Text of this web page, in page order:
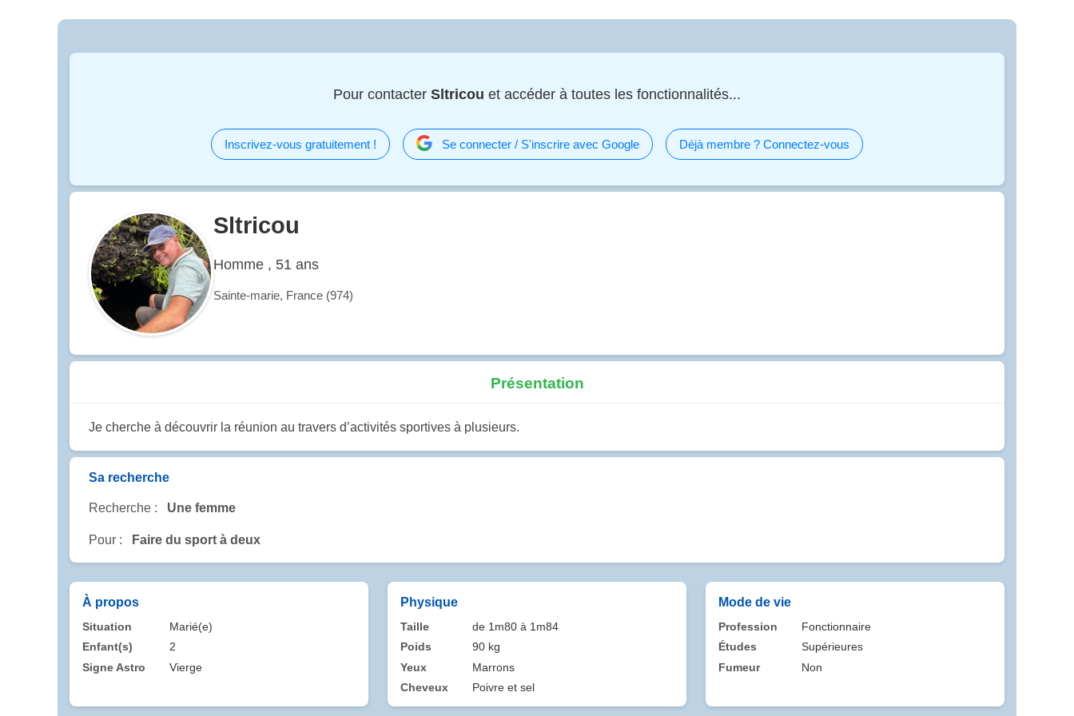
Pour contacter Sltricou et accéder à toutes les fonctionnalités...
Inscrivez-vous gratuitement ! Se connecter / S'inscrire avec Google Déjà membre ? Connectez-vous
Sltricou
Homme , 51 ans
Sainte-marie, France (974)
Présentation
Je cherche à découvrir la réunion au travers d’activités sportives à plusieurs.
Sa recherche
Recherche : Une femme
Pour : Faire du sport à deux
À propos
Situation
Marié(e)
Enfant(s)
2
Signe Astro
Vierge
Physique
Taille
de 1m80 à 1m84
Poids
90 kg
Yeux
Marrons
Cheveux
Poivre et sel
Mode de vie
Profession
Fonctionnaire
Études
Supérieures
Fumeur
Non